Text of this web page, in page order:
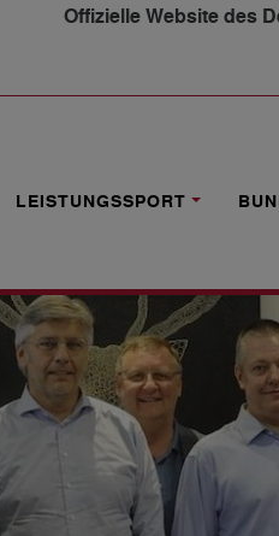
Offizielle Website des
LEISTUNGSSPORT